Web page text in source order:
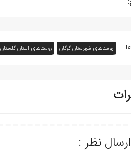
روستاهای شهرستان گرگان روستاهای استان گلستان
ارسال نظر :